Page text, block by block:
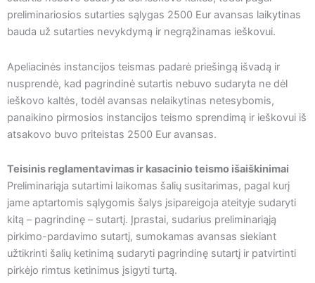
preliminariosios sutarties sąlygas 2500 Eur avansas laikytinas
bauda už sutarties nevykdymą ir negrąžinamas ieškovui.
Apeliacinės instancijos teismas padarė priešingą išvadą ir
nusprendė, kad pagrindinė sutartis nebuvo sudaryta ne dėl
ieškovo kaltės, todėl avansas nelaikytinas netesybomis,
panaikino pirmosios instancijos teismo sprendimą ir ieškovui iš
atsakovo buvo priteistas 2500 Eur avansas.
Teisinis reglamentavimas ir kasacinio teismo išaiškinimai
Preliminariąja sutartimi laikomas šalių susitarimas, pagal kurį
jame aptartomis sąlygomis šalys įsipareigoja ateityje sudaryti
kitą – pagrindinę – sutartį. Įprastai, sudarius preliminariąją
pirkimo-pardavimo sutartį, sumokamas avansas siekiant
užtikrinti šalių ketinimą sudaryti pagrindinę sutartį ir patvirtinti
pirkėjo rimtus ketinimus įsigyti turtą.